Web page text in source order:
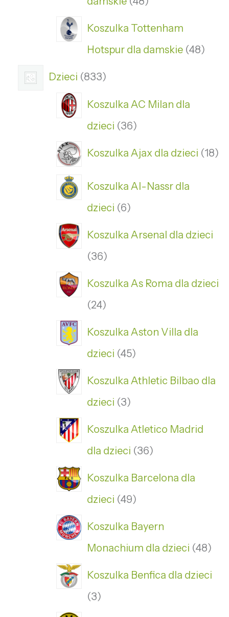
Koszulka Tottenham
Hotspur dla damskie 48
Dzieci 833
Koszulka AC Milan dla
dzieci 36
Koszulka Ajax dla dzieci 18
Koszulka Al-Nassr dla
dzieci 6
Koszulka Arsenal dla dzieci
36
Koszulka As Roma dla dzieci
24
Koszulka Aston Villa dla
dzieci 45
Koszulka Athletic Bilbao dla
dzieci 3
Koszulka Atletico Madrid
dla dzieci 36
Koszulka Barcelona dla
dzieci 49
Koszulka Bayern
Monachium dla dzieci 48
Koszulka Benfica dla dzieci
3